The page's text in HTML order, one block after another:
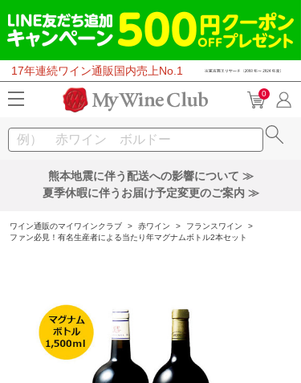
17年連続ワイン通販国内売上No.1
0
熊本地震に伴う配送への影響について ≫
夏季休暇に伴うお届け予定変更のご案内 ≫
ワイン通販のマイワインクラブ > 赤ワイン > フランスワイン
>
ファン必見！有名生産者による当たり年マグナムボトル2本セット